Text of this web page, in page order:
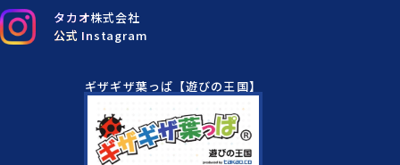
タカオ株式会社
公式 Instagram
ギザギザ葉っぱ【遊びの王国】